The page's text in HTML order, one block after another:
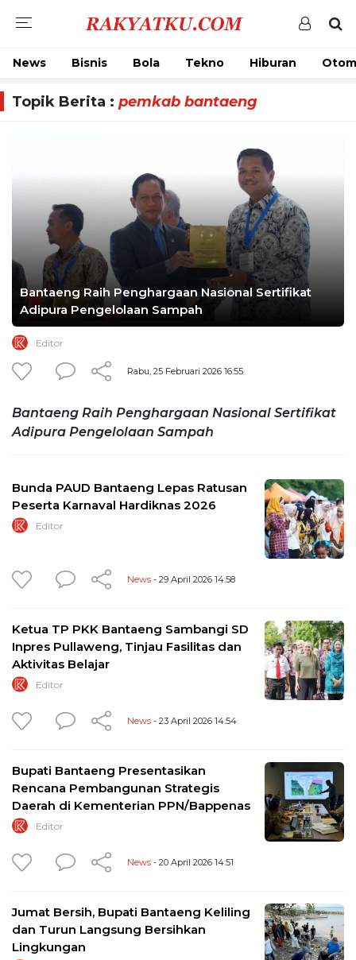
News Bisnis Bola Tekno Hiburan
Topik Berita : pemkab bantaeng
Bantaeng Raih Penghargaan Nasional Sertifikat
Adipura Pengelolaan Sampah
Editor
Rabu, 25 Februari 2026 16:55
Bantaeng Raih Penghargaan Nasional Sertifikat
Adipura Pengelolaan Sampah
Bunda PAUD Bantaeng Lepas Ratusan
Peserta Karnaval Hardiknas 2026
Editor
News - 29 April 2026 14:58
Ketua TP PKK Bantaeng Sambangi SD
Inpres Pullaweng, Tinjau Fasilitas dan
Aktivitas Belajar
Editor
News - 23 April 2026 14:54
Bupati Bantaeng Presentasikan
Rencana Pembangunan Strategis
Daerah di Kementerian PPN/Bappenas
Editor
News - 20 April 2026 14:51
Jumat Bersih, Bupati Bantaeng Keliling
dan Turun Langsung Bersihkan
Lingkungan